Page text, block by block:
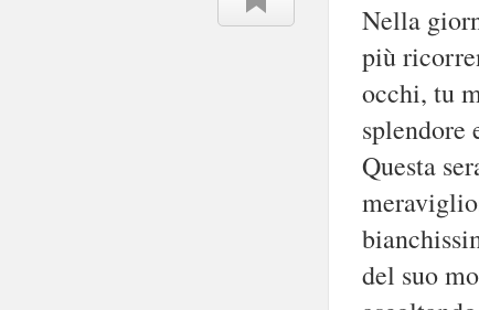
Nella
più
occhi, tu
Questa
del suo